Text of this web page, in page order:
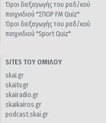
Όροι διεξαγωγής του ραδ/κού
παιχνιδιού "ΣΠΟΡ FM Quiz"
Όροι διεξαγωγής του ραδ/κού
παιχνιδιού "Sport Quiz"
SITES ΤΟΥ ΟΜΙΛΟΥ
skai.gr
skaitv.gr
skairadio.gr
skaikairos.gr
podcast.skai.gr